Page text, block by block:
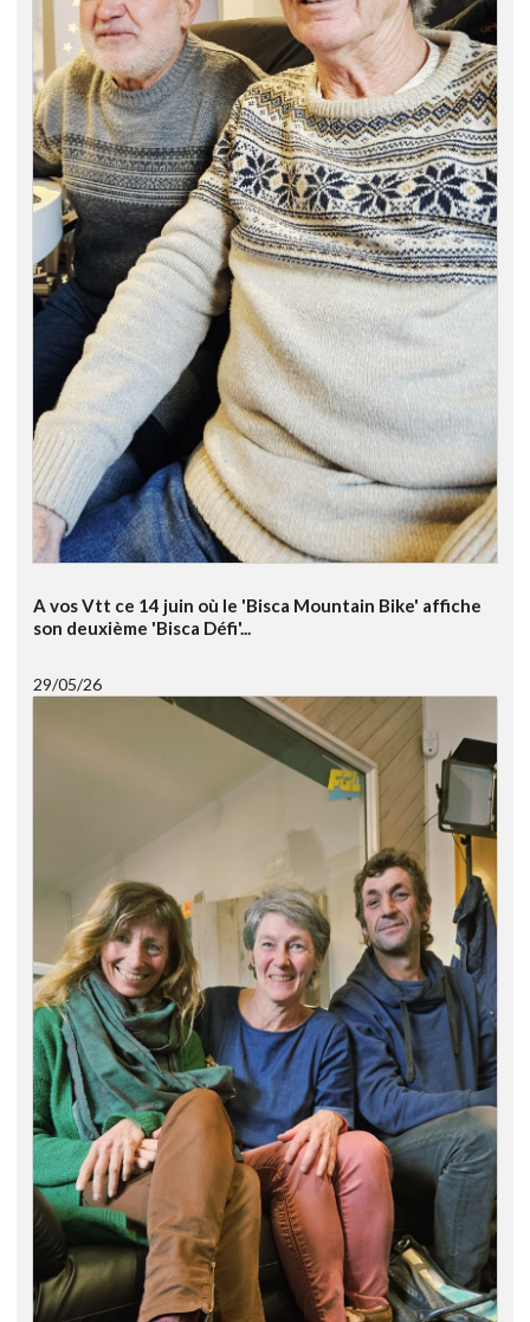
A vos Vtt ce 14 juin où le 'Bisca Mountain Bike' affiche
son deuxième 'Bisca Défi'...
29/05/26